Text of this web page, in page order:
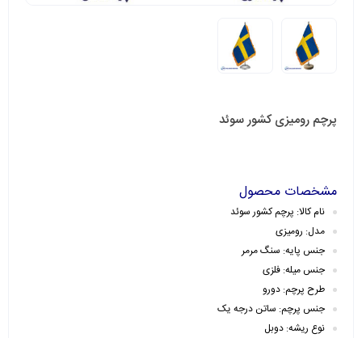
پرچم رومیزی کشور سوئد
مشخصات محصول
نام کالا: پرچم کشور سوئد
مدل: رومیزی
جنس پایه: سنگ مرمر
جنس میله: فلزی
طرح پرچم: دورو
جنس پرچم: ساتن درجه یک
نوع ریشه: دوبل